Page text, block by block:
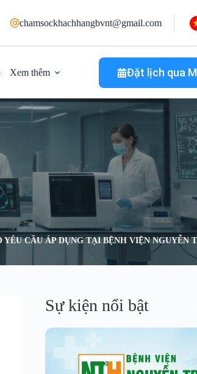
chamsockhachhangbvnt@gmail.com
Xem thêm Đặt lịch qua
CẦU ÁP DỤNG TẠI BỆNH VIỆN NGUYỄN
Sự kiện nổi bật